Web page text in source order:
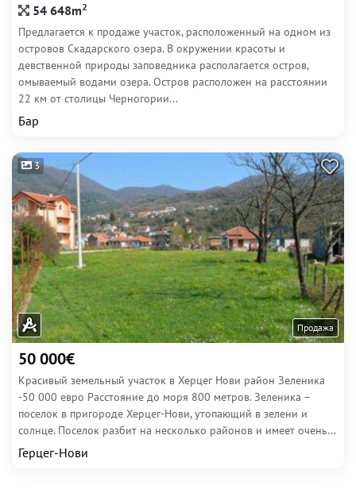
54 648m2
Предлагается к продаже участок, расположенный на одном из
островов Скадарского озера. В окружении красоты и
девственной природы заповедника располагается остров,
омываемый водами озера. Остров расположен на расстоянии
22 км от столицы Черногории...
Бар
3
Продажа
50 000€
Красивый земельный участок в Херцег Нови район Зеленика
-50 000 евро Расстояние до моря 800 метров. Зеленика –
поселок в пригороде Херцег-Нови, утопающий в зелени и
солнце. Поселок разбит на несколько районов и имеет очень...
Герцег-Нови